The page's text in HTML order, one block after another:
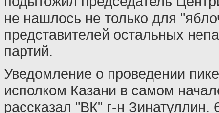
не нашлось не только для
представителей остальных
партий.
Уведомление о проведении
исполком Казани в самом
рассказал "ВК" г-н Зинатуллин.